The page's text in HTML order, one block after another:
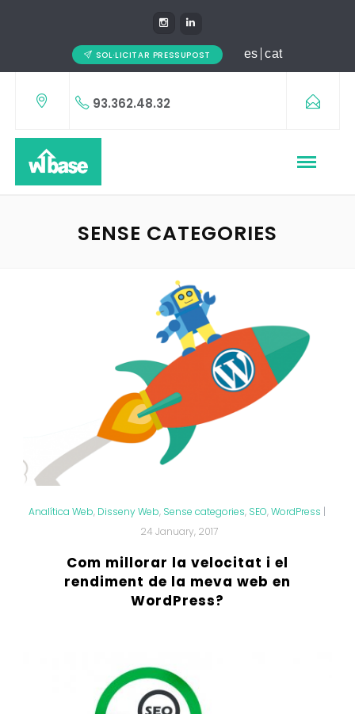
SOL·LICITAR PRESSUPOST es cat
93.362.48.32
SENSE CATEGORIES
Analítica Web, Disseny Web, Sense categories, SEO,WordPress |
24 January, 2017
Com millorar la velocitat i el
rendiment de la meva web en
WordPress?